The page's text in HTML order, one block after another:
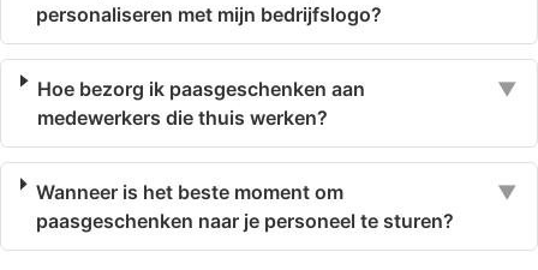
personaliseren met mijn bedrijfslogo?
Hoe bezorg ik paasgeschenken aan
medewerkers die thuis werken?
▼
Wanneer is het beste moment om
paasgeschenken naar je personeel te sturen?
▼